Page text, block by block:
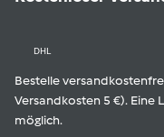
DHL
Bestelle
Versandkosten 5 €). Eine
möglich.